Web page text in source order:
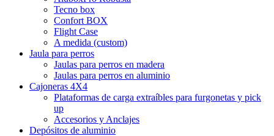
Tecno box
Confort BOX
Flight Case
A medida (custom)
Jaula para perros
Jaulas para perros en madera
Jaulas para perros en aluminio
Cajoneras 4X4
Plataformas de carga extraíbles para furgonetas y pick
up
Accesorios y Anclajes
Depósitos de aluminio